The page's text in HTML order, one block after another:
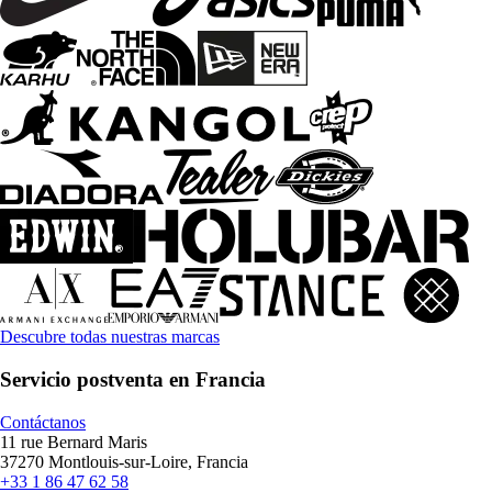
Descubre todas nuestras marcas
Servicio postventa en Francia
Contáctanos
11 rue Bernard Maris
37270 Montlouis-sur-Loire, Francia
+33 1 86 47 62 58